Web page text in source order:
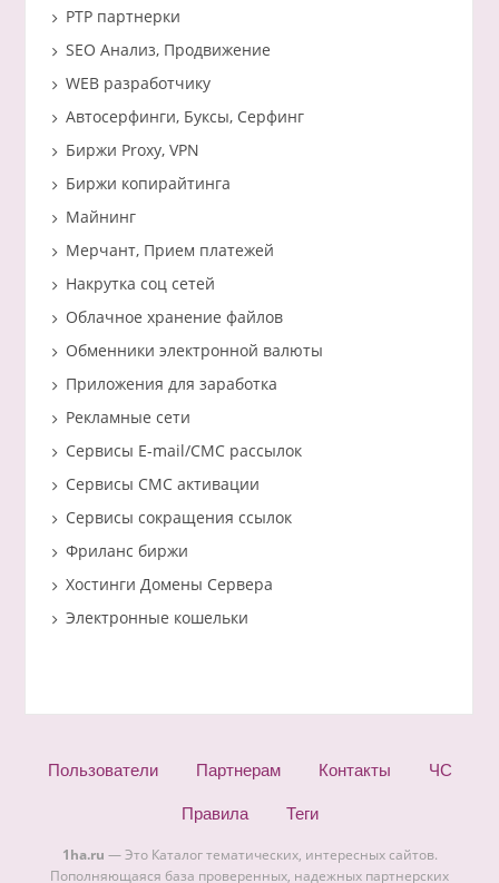
PTP партнерки
SEO Анализ, Продвижение
WEB разработчику
Автосерфинги, Буксы, Серфинг
Биржи Proxy, VPN
Биржи копирайтинга
Майнинг
Мерчант, Прием платежей
Накрутка соц сетей
Облачное хранение файлов
Обменники электронной валюты
Приложения для заработка
Рекламные сети
Сервисы E-mail/СМС рассылок
Сервисы СМС активации
Сервисы сокращения ссылок
Фриланс биржи
Хостинги Домены Сервера
Электронные кошельки
Пользователи Партнерам Контакты ЧС
Правила Теги
1ha.ru — Это Каталог тематических, интересных сайтов.
Пополняющаяся база проверенных, надежных партнерских